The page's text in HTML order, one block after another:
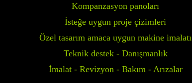
Kompanzasyon panoları
İsteğe uygun proje çizimleri
Özel tasarım amaca uygun makine imalatı
Teknik destek - Danışmanlık
İmalat - Revizyon - Bakım - Arızalar